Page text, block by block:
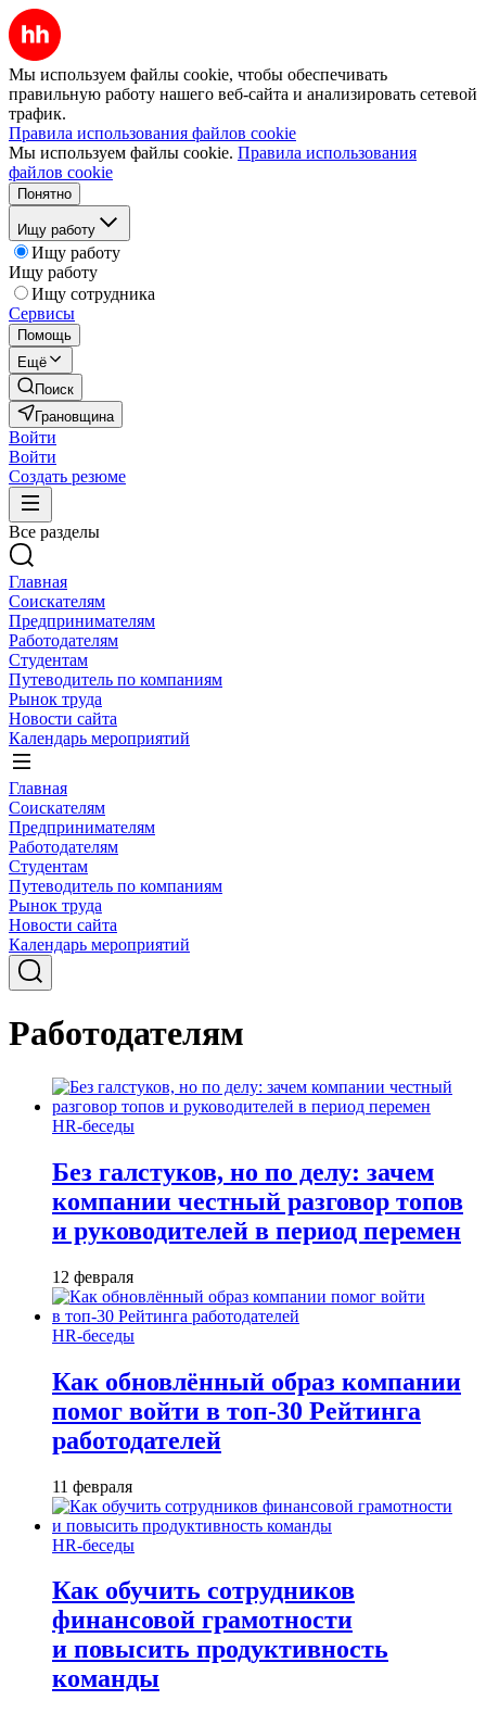
Мы используем файлы cookie, чтобы обеспечивать
правильную работу нашего веб-сайта и анализировать сетевой
трафик.
Правила использования файлов cookie
Мы используем файлы cookie. Правила использования
файлов cookie
Понятно
Ищу работу
Ищу работу
Ищу работу
Ищу сотрудника
Сервисы
Помощь
Ещё
Поиск
Грановщина
Войти
Войти
Создать резюме
Все разделы
Главная
Соискателям
Предпринимателям
Работодателям
Студентам
Путеводитель по компаниям
Рынок труда
Новости сайта
Календарь мероприятий
Главная
Соискателям
Предпринимателям
Работодателям
Студентам
Путеводитель по компаниям
Рынок труда
Новости сайта
Календарь мероприятий
Работодателям
HR-беседы
Без галстуков, но по делу: зачем
компании честный разговор топов
и руководителей в период перемен
12 февраля
HR-беседы
Как обновлённый образ компании
помог войти в топ-30 Рейтинга
работодателей
11 февраля
HR-беседы
Как обучить сотрудников
финансовой грамотности
и повысить продуктивность
команды